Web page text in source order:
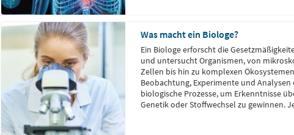
Was macht ein Biologe?
Ein Biologe erforscht die
und untersucht Organismen, von
Zellen bis hin zu komplexen
Beobachtung, Experimente und
biologische Prozesse, um Erkenntnisse
Genetik oder Stoffwechsel zu gewinnen.